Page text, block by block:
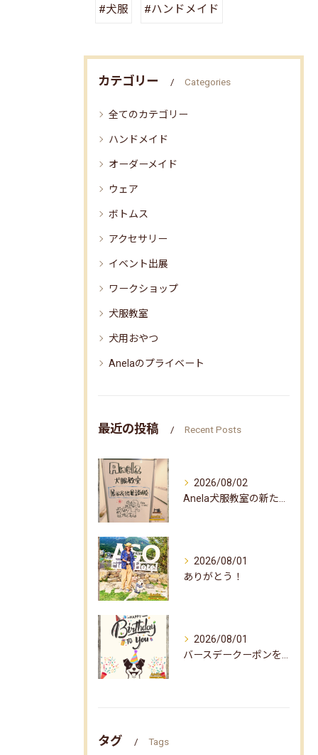
#犬服 #ハンドメイド
カテゴリー Categories
全てのカテゴリー
ハンドメイド
オーダーメイド
ウェア
ボトムス
アクセサリー
イベント出展
ワークショップ
犬服教室
犬用おやつ
Anelaのプライベート
最近の投稿 Recent Posts
2026/08/02
2026/08/01
ありがとう！
2026/08/01
タグ Tags